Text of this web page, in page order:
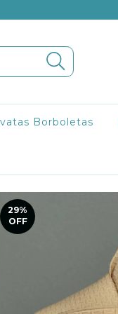
Borboletas
29%
OFF